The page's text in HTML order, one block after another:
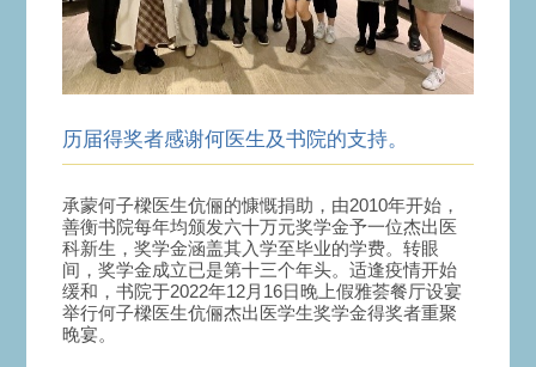
历届得奖者感谢何医生及书院的支持。
承蒙何子樑医生伉俪的慷慨捐助，由2010年开始，
善衡书院每年均颁发六十万元奖学金予一位杰出医
科新生，奖学金涵盖其入学至毕业的学费。转眼
间，奖学金成立已是第十三个年头。适逢疫情开始
缓和，书院于2022年12月16日晚上假雅荟餐厅设宴
举行何子樑医生伉俪杰出医学生奖学金得奖者重聚
晚宴。